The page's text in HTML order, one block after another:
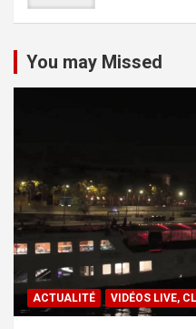
You may Missed
ACTUALITÉ VIDÉOS LIVE,